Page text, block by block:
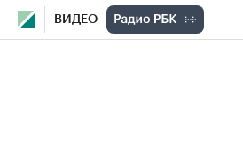
ВИДЕО